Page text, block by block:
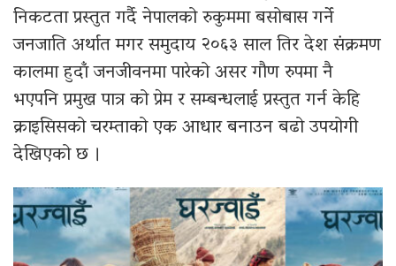
निकटता प्रस्तुत गर्दै नेपालको रुकुममा बसोबास गर्ने
जनजाति अर्थात मगर समुदाय २०६३ साल तिर देश संक्रमण
कालमा हुदाँ जनजीवनमा पारेको असर गौण रुपमा नै
भएपनि प्रमुख पात्र को प्रेम र सम्बन्धलाई प्रस्तुत गर्न केहि
क्राइसिसको चरम्ताको एक आधार बनाउन बढो उपयोगी
देखिएको छ ।